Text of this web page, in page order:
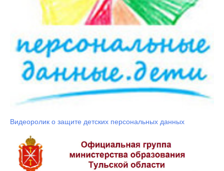
Видеоролик о защите детских персональных данных